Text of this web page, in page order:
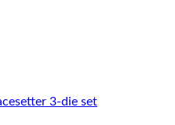
3-die set